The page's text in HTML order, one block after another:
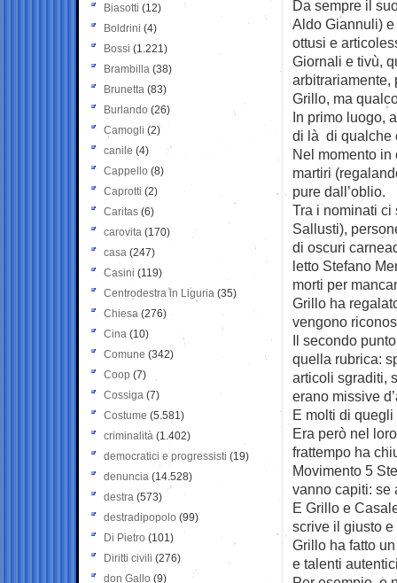
Da sempre il
Aldo Giannuli)
ottusi e
Giornali e tivù,
arbitrariamente,
Grillo, ma
In primo luogo,
di là di qualche
Nel momento
martiri
pure dall’oblio.
Tra i nominati ci
Sallusti),
di oscuri
letto Stefano
morti per
Grillo ha
vengono
Il secondo
quella rubrica:
articoli sgraditi,
erano missive
E molti di
Era però nel
frattempo ha
Movimento 5
vanno capiti: se
E Grillo e
scrive il giusto e
Grillo ha fatto
e talenti
Biasotti (12)
Boldrini (4)
Bossi (1.221)
Brambilla (38)
Brunetta (83)
Burlando (26)
Camogli (2)
canile (4)
Cappello (8)
Caprotti (2)
Caritas (6)
carovita (170)
casa (247)
Casini (119)
Centrodestra in Liguria (35)
Chiesa (276)
Cina (10)
Comune (342)
Coop (7)
Cossiga (7)
Costume (5.581)
criminalità (1.402)
democratici e progressisti (19)
denuncia (14.528)
destra (573)
destradipopolo (99)
Di Pietro (101)
Diritti civili (276)
don Gallo (9)